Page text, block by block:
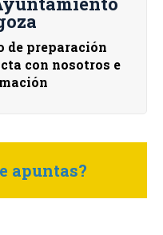
de preparación
con nosotros e
apuntas?